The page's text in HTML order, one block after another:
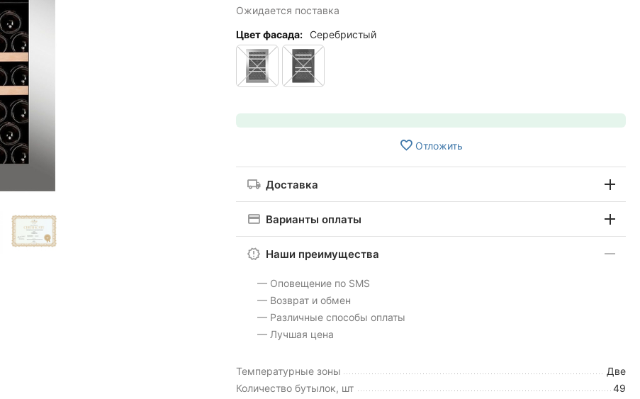
Ожидается поставка
Цвет фасада: Серебристый
Отложить
Доставка
Варианты оплаты
Наши преимущества
— Оповещение по SMS
— Возврат и обмен
— Различные способы оплаты
— Лучшая цена
Температурные зоны
Две
Количество бутылок, шт
49